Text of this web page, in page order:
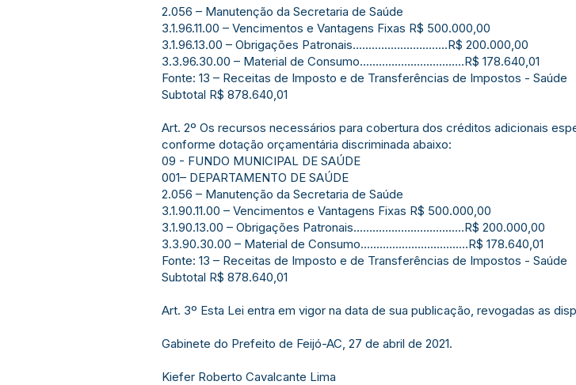
2.056 – Manutenção da Secretaria de Saúde
3.1.96.11.00 – Vencimentos e Vantagens Fixas R$ 500.000,00
3.1.96.13.00 – Obrigações Patronais..............................R$ 200.000,00
3.3.96.30.00 – Material de Consumo.................................R$ 178.640,01
Fonte: 13 – Receitas de Imposto e de Transferências de Impostos - Saúde
Subtotal R$ 878.640,01
Art. 2º Os recursos necessários para cobertura dos créditos adicionais
conforme dotação orçamentária discriminada abaixo:
09 - FUNDO MUNICIPAL DE SAÚDE
001– DEPARTAMENTO DE SAÚDE
2.056 – Manutenção da Secretaria de Saúde
3.1.90.11.00 – Vencimentos e Vantagens Fixas R$ 500.000,00
3.1.90.13.00 – Obrigações Patronais...................................R$ 200.000,00
3.3.90.30.00 – Material de Consumo..................................R$ 178.640,01
Fonte: 13 – Receitas de Imposto e de Transferências de Impostos - Saúde
Subtotal R$ 878.640,01
Art. 3º Esta Lei entra em vigor na data de sua publicação, revogadas as
Gabinete do Prefeito de Feijó-AC, 27 de abril de 2021.
Kiefer Roberto Cavalcante Lima